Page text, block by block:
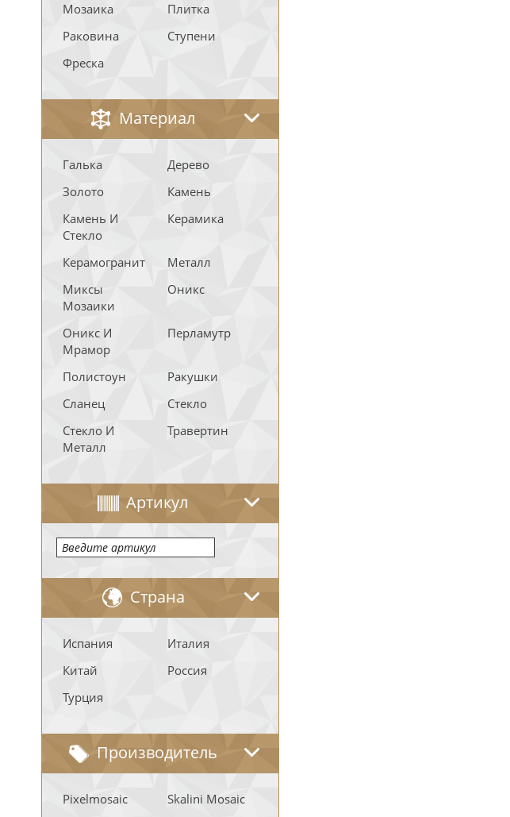
Мозаика
Плитка
Раковина
Ступени
Фреска
Материал
Галька
Дерево
Золото
Камень
Камень И
Стекло
Керамика
Керамогранит
Металл
Миксы
Мозаики
Оникс
Оникс И
Мрамор
Перламутр
Полистоун
Ракушки
Сланец
Стекло
Стекло И
Металл
Травертин
Артикул
Страна
Испания
Италия
Китай
Россия
Турция
Производитель
Pixelmosaic Skalini Mosaic